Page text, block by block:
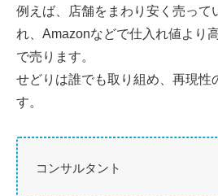
例えば、店舗をまわり安く売って
れ、Amazonなどで仕入れ値より
で売ります。
せどりは誰でも取り組め、再現性
す。
コンサルタント